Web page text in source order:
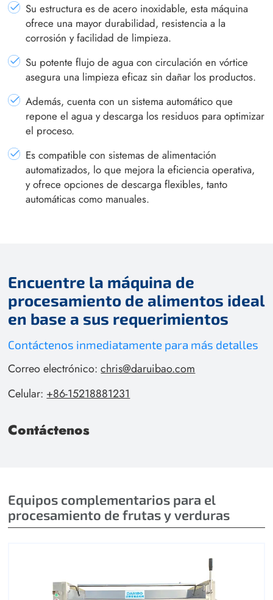
Su estructura es de acero inoxidable, esta máquina
ofrece una mayor durabilidad, resistencia a la
corrosión y facilidad de limpieza.
Su potente flujo de agua con circulación en vórtice
asegura una limpieza eficaz sin dañar los productos.
Además, cuenta con un sistema automático que
repone el agua y descarga los residuos para optimizar
el proceso.
Es compatible con sistemas de alimentación
automatizados, lo que mejora la eficiencia operativa,
y ofrece opciones de descarga flexibles, tanto
automáticas como manuales.
Encuentre la máquina de
procesamiento de alimentos ideal
en base a sus requerimientos
Contáctenos inmediatamente para más detalles
Correo electrónico:chris@daruibao.com
Celular: +86-15218881231
Contáctenos
Equipos complementarios para el
procesamiento de frutas y verduras